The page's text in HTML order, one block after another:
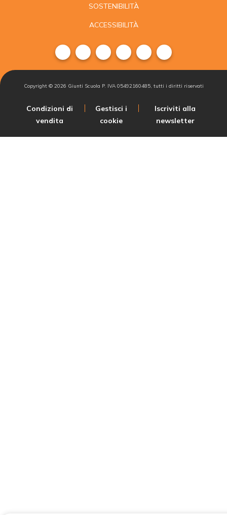
SOSTENIBILITÀ
ACCESSIBILITÀ
Copyright © 2026 Giunti Scuola P. IVA 05492160485, tutti i diritti riservati
Condizioni di
vendita
Gestisci i
cookie
Iscriviti alla
newsletter